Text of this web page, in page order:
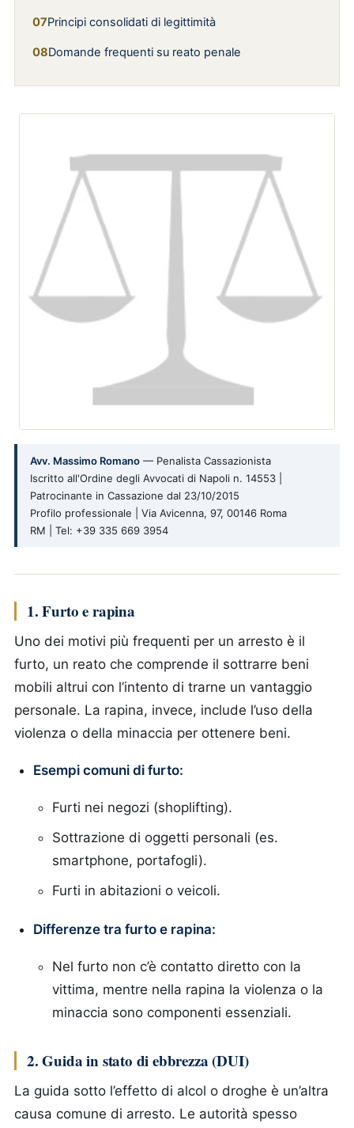
Principi consolidati di legittimità
Domande frequenti su reato penale
Avv. Massimo Romano — Penalista Cassazionista
Iscritto all'Ordine degli Avvocati di Napoli n. 14553 |
Patrocinante in Cassazione dal 23/10/2015
Profilo professionale | Via Avicenna, 97, 00146 Roma
RM | Tel: +39 335 669 3954
1. Furto e rapina
Uno dei motivi più frequenti per un arresto è il
furto, un reato che comprende il sottrarre beni
mobili altrui con l’intento di trarne un vantaggio
personale. La rapina, invece, include l’uso della
violenza o della minaccia per ottenere beni.
Esempi comuni di furto:
Furti nei negozi (shoplifting).
Sottrazione di oggetti personali (es.
smartphone, portafogli).
Furti in abitazioni o veicoli.
Differenze tra furto e rapina:
Nel furto non c’è contatto diretto con la
vittima, mentre nella rapina la violenza o la
minaccia sono componenti essenziali.
2. Guida in stato di ebbrezza (DUI)
La guida sotto l’effetto di alcol o droghe è un’altra
causa comune di arresto. Le autorità spesso